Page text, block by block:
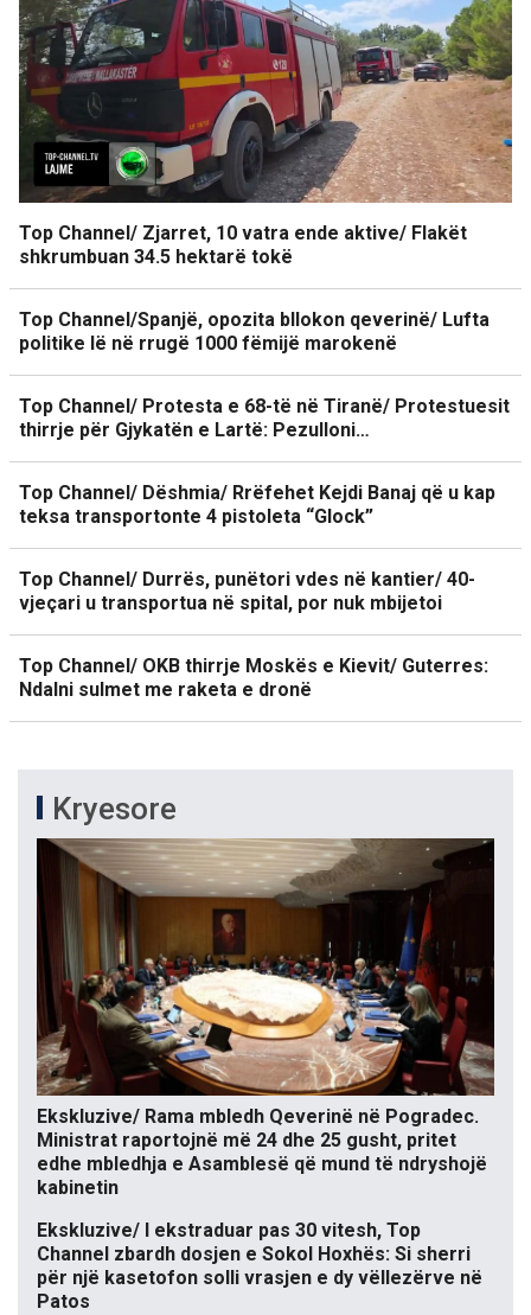
Top Channel/ Zjarret, 10 vatra ende aktive/ Flakët
shkrumbuan 34.5 hektarë tokë
Top Channel/Spanjë, opozita bllokon qeverinë/ Lufta
politike lë në rrugë 1000 fëmijë marokenë
Top Channel/ Protesta e 68-të në Tiranë/ Protestuesit
thirrje për Gjykatën e Lartë: Pezulloni…
Top Channel/ Dëshmia/ Rrëfehet Kejdi Banaj që u kap
teksa transportonte 4 pistoleta “Glock”
Top Channel/ Durrës, punëtori vdes në kantier/ 40-
vjeçari u transportua në spital, por nuk mbijetoi
Top Channel/ OKB thirrje Moskës e Kievit/ Guterres:
Ndalni sulmet me raketa e dronë
Kryesore
Ekskluzive/ Rama mbledh Qeverinë në Pogradec.
Ministrat raportojnë më 24 dhe 25 gusht, pritet
edhe mbledhja e Asamblesë që mund të ndryshojë
kabinetin
Ekskluzive/ I ekstraduar pas 30 vitesh, Top
Channel zbardh dosjen e Sokol Hoxhës: Si sherri
për një kasetofon solli vrasjen e dy vëllezërve në
Patos